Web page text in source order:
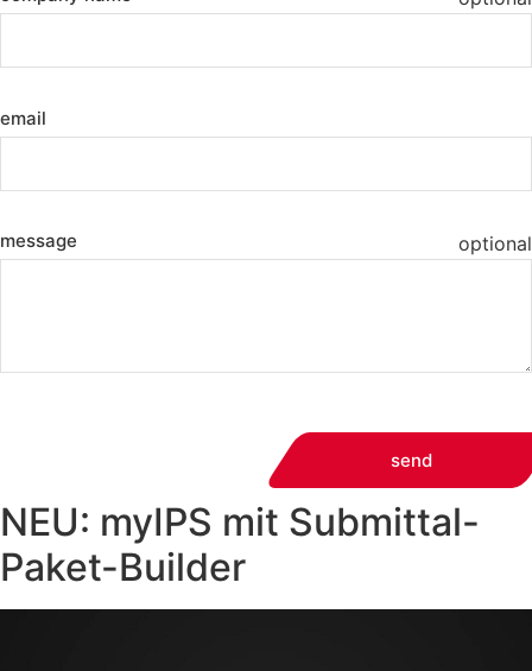
email
message optional
send
NEU: myIPS mit Submittal-
Paket-Builder